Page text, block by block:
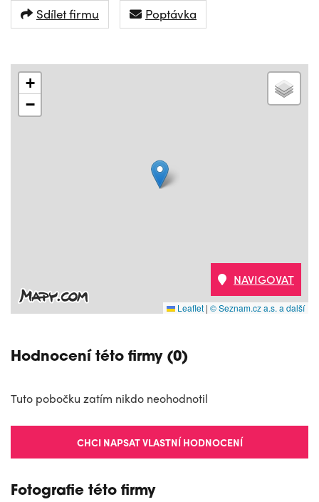
Sdílet firmu Poptávka
+
−
Leaflet | © Seznam.cz a.s. a další
NAVIGOVAT
Hodnocení této firmy (0)
Tuto pobočku zatím nikdo neohodnotil
CHCI NAPSAT VLASTNÍ HODNOCENÍ
Fotografie této firmy